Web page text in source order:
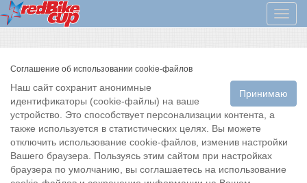
Меню
Соглашение об использовании cookie-файлов
Принимаю
Наш сайт сохранит анонимные
идентификаторы (cookie-файлы) на ваше
устройство. Это способствует персонализации контента, а
также используется в статистических целях. Вы можете
отключить использование cookie-файлов, изменив настройки
Вашего браузера. Пользуясь этим сайтом при настройках
браузера по умолчанию, вы соглашаетесь на использование